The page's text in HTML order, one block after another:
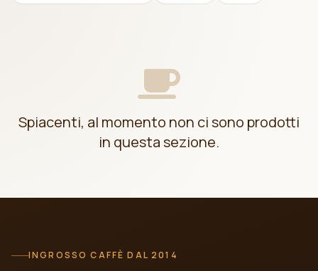
Spiacenti, al momento non ci sono prodotti
in questa sezione.
INGROSSO CAFFÈ DAL 2014